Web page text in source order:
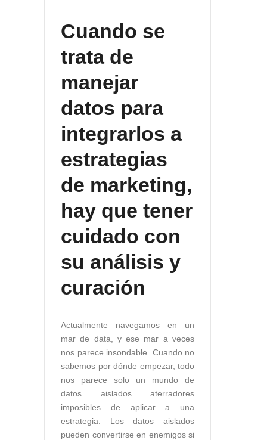
Cuando se
trata de
manejar
datos para
integrarlos a
estrategias
de marketing,
hay que tener
cuidado con
su análisis y
curación
Actualmente navegamos en un
mar de data, y ese mar a veces
nos parece insondable. Cuando no
sabemos por dónde empezar, todo
nos parece solo un mundo de
datos aislados aterradores
imposibles de aplicar a una
estrategia. Los datos aislados
pueden convertirse en enemigos si